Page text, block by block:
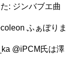
: ジンバブエ曲
ふぁぼりま
@iPCM氏は澤